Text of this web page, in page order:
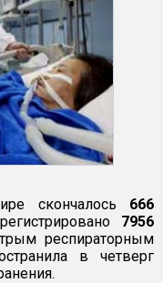
скончалось 666
7956
респираторным
в четверг